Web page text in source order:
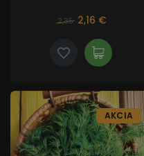
2,35 2,16 €
AKCIA